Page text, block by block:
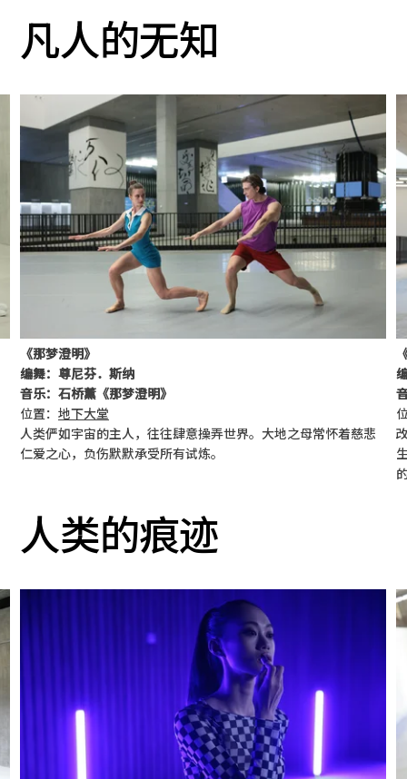
凡人的无知
《那梦澄明》
编舞：尊尼芬．斯纳
音乐：石桥薰《那梦澄明》
位置： 地下大堂
人类俨如宇宙的主人，往往肆意操弄世界。大地之母常怀着慈悲
仁爱之心，负伤默默承受所有试炼。
人类的痕迹